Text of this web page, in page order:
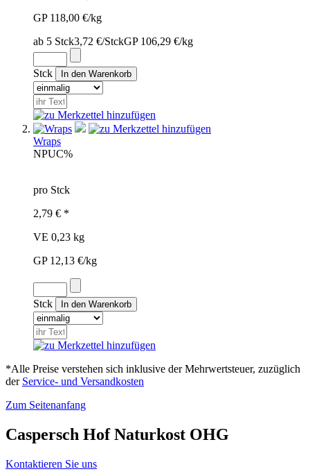
GP 118,00 €/kg
ab 5 Stck3,72 €/StckGP 106,29 €/kg
Stck
Wraps
NPUC%
pro Stck
2,79 € *
VE 0,23 kg
GP 12,13 €/kg
Stck
*Alle Preise verstehen sich inklusive der Mehrwertsteuer, zuzüglich
der Service- und Versandkosten
Zum Seitenanfang
Caspersch Hof Naturkost OHG
Kontaktieren Sie uns